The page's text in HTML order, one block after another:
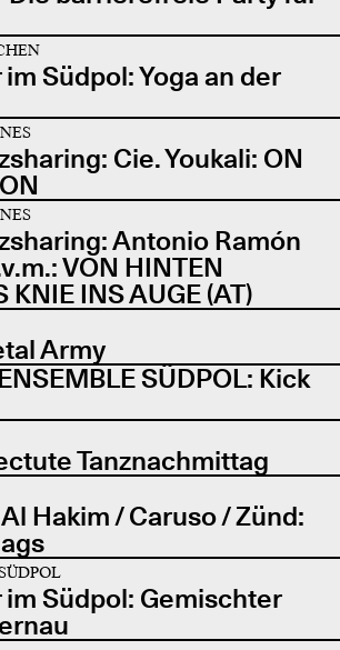
Südpol: Yoga an der
Cie. Youkali: ON
Antonio Ramón
VON HINTEN
KNIE INS AUGE (AT)
Army
SÜDPOL: Kick
Tanznachmittag
Hakim / Caruso / Zünd:
Südpol: Gemischter